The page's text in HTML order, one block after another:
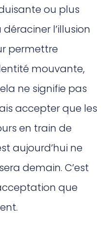
ou plus
l’illusion
permettre
mouvante,
ne signifie pas
accepter que les
en train de
aujourd’hui ne
demain. C’est
que